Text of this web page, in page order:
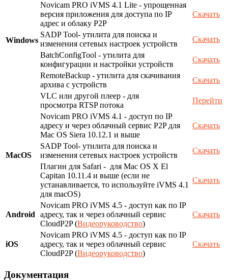
Windows
Novicam PRO iVMS 4.1 Lite - упрощенная
версия приложения для доступа по IP
адрес и облаку P2P
Скачать
SADP Tool- утилита для поиска и
изменения сетевых настроек устройств
Скачать
BatchConfigTool - утилита для
конфигурации и настройки устройств
Скачать
RemoteBackup - утилита для скачивания
архива с устройств
Скачать
VLC или другой плеер - для
просмотра RTSP потока
Перейти
MacOS
Novicam PRO iVMS 4.1 - доступ по IP
адресу и через облачный сервис P2P для
Mac OS Siera 10.12.1 и выше
Скачать
SADP Tool- утилита для поиска и
изменения сетевых настроек устройств
Скачать
Плагин для Safari - для Mac OS X El
Capitan 10.11.4 и выше (если не
устанавливается, то используйте iVMS 4.1
для macOS)
Скачать
Android
Novicam PRO iVMS 4.5 - доступ как по IP
адресу, так и через облачный сервис
CloudP2P (Видеоруководство)
Скачать
iOS
Novicam PRO iVMS 4.5 - доступ как по IP
адресу, так и через облачный сервис
CloudP2P (Видеоруководство)
Скачать
Документация